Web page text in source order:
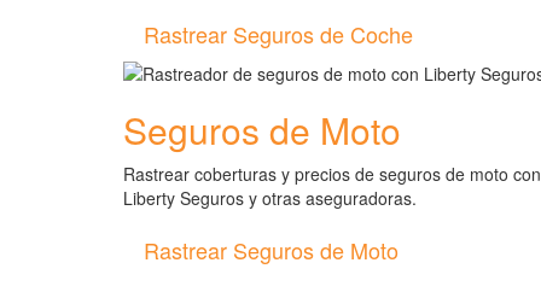
Rastrear Seguros de Coche
Seguros de Moto
Rastrear coberturas y precios de seguros de moto con
Liberty Seguros y otras aseguradoras.
Rastrear Seguros de Moto